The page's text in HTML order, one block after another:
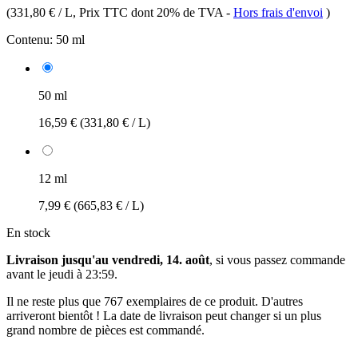
(331,80 € / L, Prix TTC dont 20% de TVA - Hors frais d'envoi )
Contenu: 50 ml
50 ml
16,59 € (331,80 € / L)
12 ml
7,99 € (665,83 € / L)
En stock
Livraison jusqu'au vendredi, 14. août, si vous passez commande
avant le jeudi à 23:59.
Il ne reste plus que 767 exemplaires de ce produit. D'autres
arriveront bientôt ! La date de livraison peut changer si un plus
grand nombre de pièces est commandé.